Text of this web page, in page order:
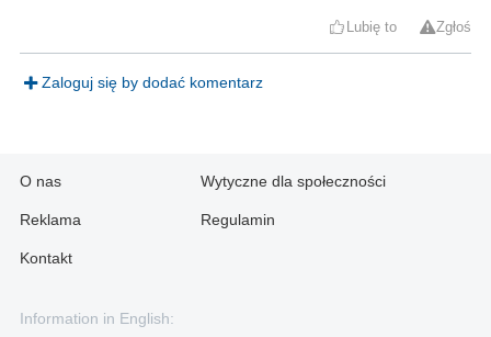
Lubię to Zgłoś
Zaloguj się by dodać komentarz
O nas
Reklama
Kontakt
Wytyczne dla społeczności
Regulamin
Information in English: